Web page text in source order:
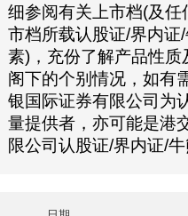
细参阅有关上市档(及
市档所载认股证/界内证
素)，充份了解产品性
阁下的个别情况，如有
银国际证券有限公司为
量提供者，亦可能是港
限公司认股证/界内证/